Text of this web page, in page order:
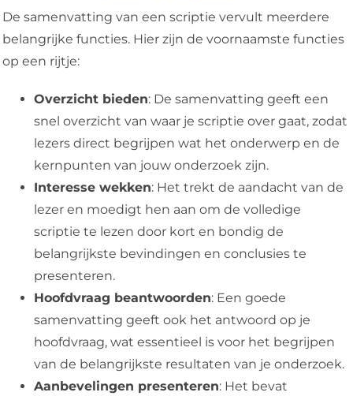
De samenvatting van een scriptie vervult meerdere
belangrijke functies. Hier zijn de voornaamste functies
op een rijtje:
Overzicht bieden: De samenvatting geeft een
snel overzicht van waar je scriptie over gaat, zodat
lezers direct begrijpen wat het onderwerp en de
kernpunten van jouw onderzoek zijn.
Interesse wekken: Het trekt de aandacht van de
lezer en moedigt hen aan om de volledige
scriptie te lezen door kort en bondig de
belangrijkste bevindingen en conclusies te
presenteren.
Hoofdvraag beantwoorden: Een goede
samenvatting geeft ook het antwoord op je
hoofdvraag, wat essentieel is voor het begrijpen
van de belangrijkste resultaten van je onderzoek.
Aanbevelingen presenteren: Het bevat